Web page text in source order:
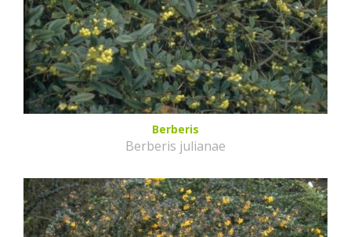
Berberis
Berberis julianae